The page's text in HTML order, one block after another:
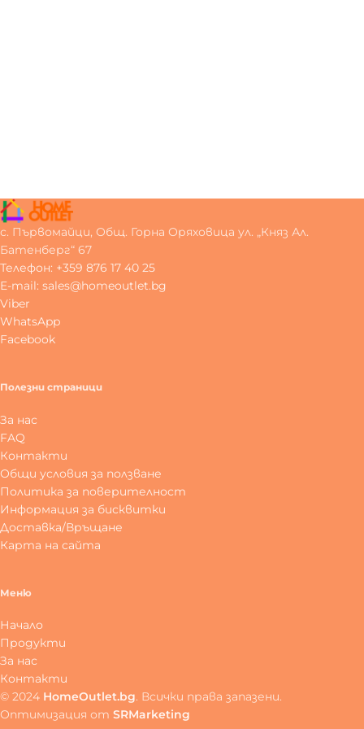
с. Първомайци, Общ. Горна Оряховица ул. „Княз Ал.
Батенберг“ 67
Телефон: +359 876 17 40 25
E-mail: sales@homeoutlet.bg
Viber
WhatsApp
Facebook
Полезни страници
За нас
FAQ
Контакти
Общи условия за ползване
Политика за поверителност
Информация за бисквитки
Доставка/Връщане
Карта на сайта
Меню
Начало
Продукти
За нас
Контакти
© 2024 HomeOutlet.bg. Всички права запазени.
Оптимизация от SRMarketing